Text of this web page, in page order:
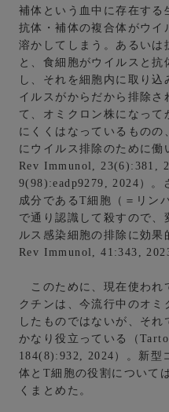
補体という血中に存在する
抗体・補体の複合体がウイ
溶かしてしまう。あるいは
と、食細胞がウイルスと
し、それを細胞内に取り
イルスがからだから排除さ
て、オミクロン株になって
にくくはなっているもの
にウイルス排除のために
Rev Immunol, 23(6):381,
9(98):eadp9279, 2024）。
成分であるT細胞（＝リン
で通り認識して殺すので、
ルス感染細胞の排除に効
Rev Immunol, 41:343,
このために、現在使われ
クチンは、今流行中のオ
したものではないが、そ
かなり役立っている（
184(8):932, 2024）。新型
体とT細胞の役割について
くまとめた。